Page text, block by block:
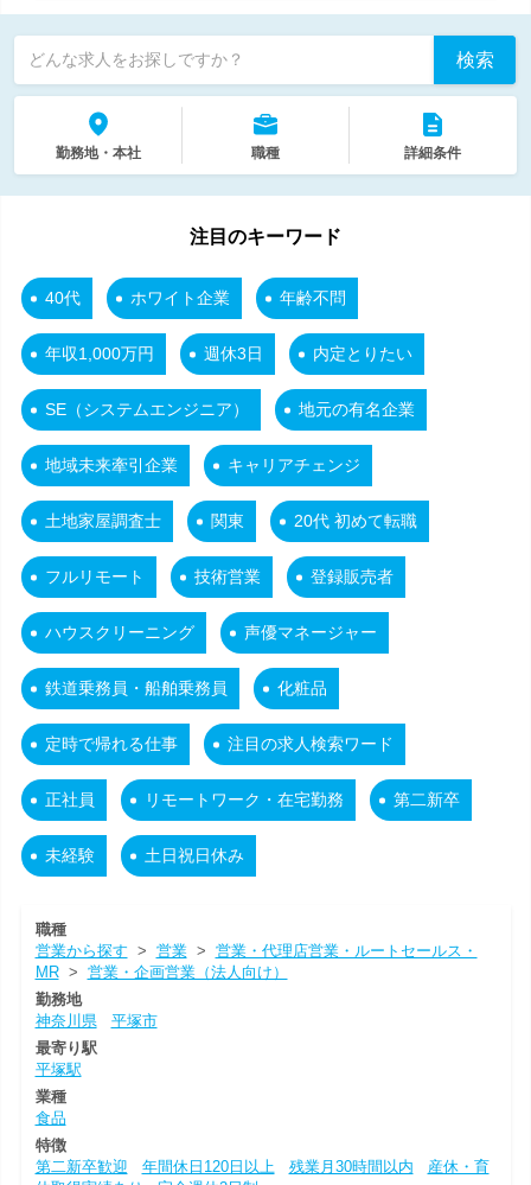
どんな求人をお探しですか？ 検索
勤務地・本社 職種 詳細条件
注目のキーワード
40代 ホワイト企業 年齢不問
年収1,000万円 週休3日 内定とりたい
SE（システムエンジニア） 地元の有名企業
地域未来牽引企業 キャリアチェンジ
土地家屋調査士 関東 20代 初めて転職
フルリモート 技術営業 登録販売者
ハウスクリーニング 声優マネージャー
鉄道乗務員・船舶乗務員 化粧品
定時で帰れる仕事 注目の求人検索ワード
正社員 リモートワーク・在宅勤務 第二新卒
未経験 土日祝日休み
職種
営業から探す > 営業> 営業・代理店営業・ルートセールス・
MR> 営業・企画営業（法人向け）
勤務地
神奈川県
平塚市
最寄り駅
平塚駅
業種
食品
特徴
第二新卒歓迎
年間休日120日以上 残業月30時間以内
産休・育